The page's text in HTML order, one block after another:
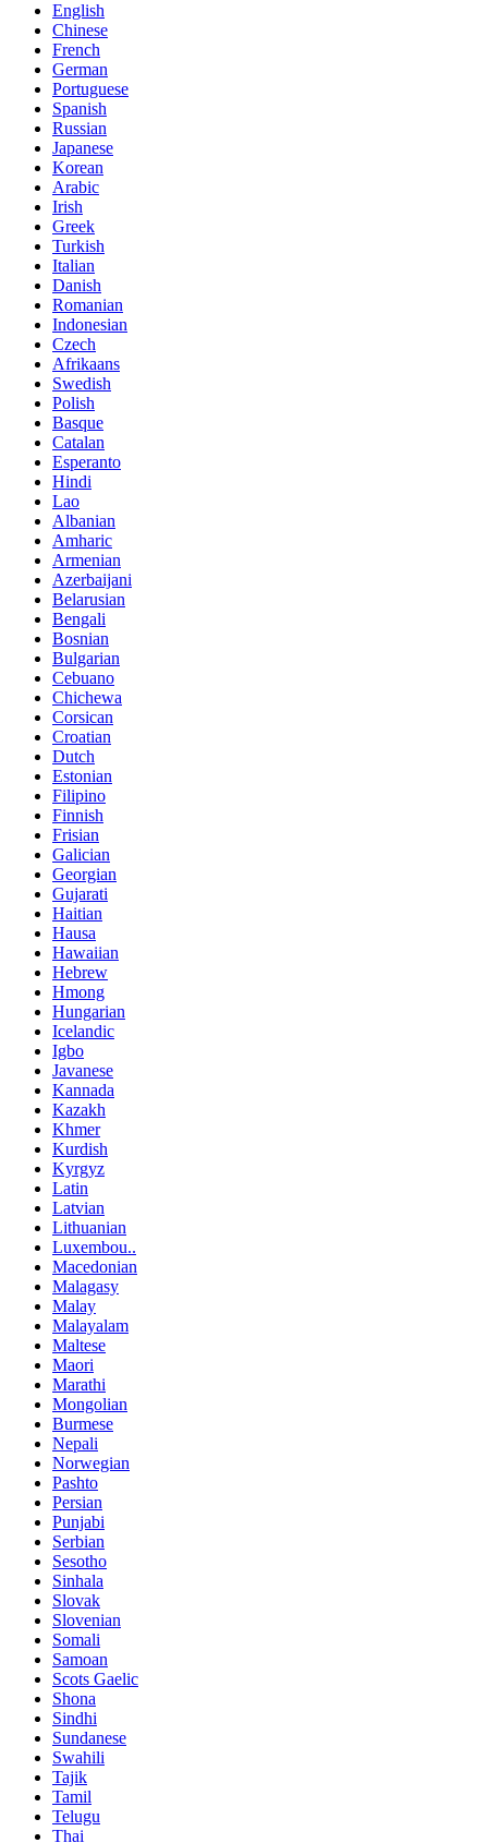
English
Chinese
French
German
Portuguese
Spanish
Russian
Japanese
Korean
Arabic
Irish
Greek
Turkish
Italian
Danish
Romanian
Indonesian
Czech
Afrikaans
Swedish
Polish
Basque
Catalan
Esperanto
Hindi
Lao
Albanian
Amharic
Armenian
Azerbaijani
Belarusian
Bengali
Bosnian
Bulgarian
Cebuano
Chichewa
Corsican
Croatian
Dutch
Estonian
Filipino
Finnish
Frisian
Galician
Georgian
Gujarati
Haitian
Hausa
Hawaiian
Hebrew
Hmong
Hungarian
Icelandic
Igbo
Javanese
Kannada
Kazakh
Khmer
Kurdish
Kyrgyz
Latin
Latvian
Lithuanian
Luxembou..
Macedonian
Malagasy
Malay
Malayalam
Maltese
Maori
Marathi
Mongolian
Burmese
Nepali
Norwegian
Pashto
Persian
Punjabi
Serbian
Sesotho
Sinhala
Slovak
Slovenian
Somali
Samoan
Scots Gaelic
Shona
Sindhi
Sundanese
Swahili
Tajik
Tamil
Telugu
Thai